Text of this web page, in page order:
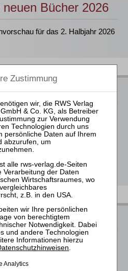
Bücher 2026
für das 2. Halbjahr 2026
der jurisAllianz. Vieler unserer Titel
Rahmen ausgewählter juris-
.
Analytics